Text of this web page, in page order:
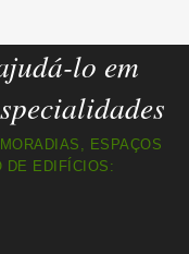
lo em
ESPAÇOS
DE EDIFÍCIOS: